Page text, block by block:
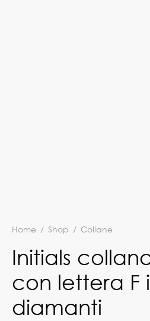
Home / Shop / Collane
Initials
con lettera F
diamanti